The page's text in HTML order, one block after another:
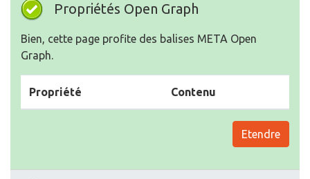
Propriétés Open Graph
Bien, cette page profite des balises META Open
Graph.
Propriété Contenu
Etendre